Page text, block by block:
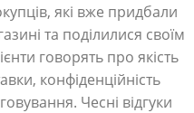
які вже придбали
та поділилися своїм
говорять про якість
конфіденційність
Чесні відгуки